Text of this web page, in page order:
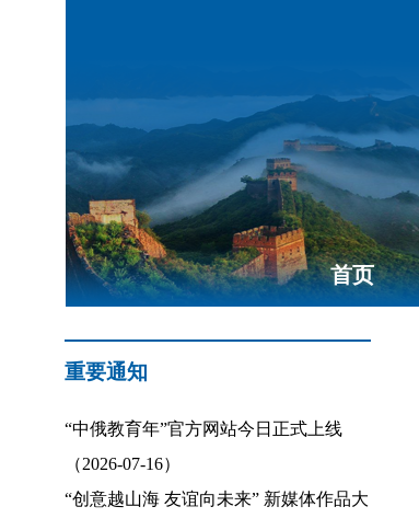
首页
重要通知
“中俄教育年”官方网站今日正式上线
（2026-07-16）
“创意越山海 友谊向未来” 新媒体作品大